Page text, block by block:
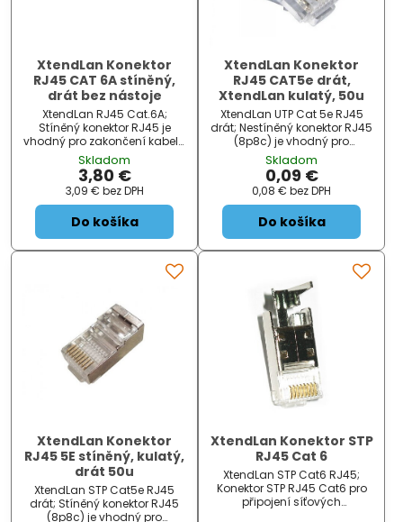
XtendLan Konektor
RJ45 CAT 6A stíněný,
drát bez nástoje
XtendLan RJ45 Cat.6A;
Stíněný konektor RJ45 je
vhodný pro zakončení kabelů
strukturované kabeláže.
ZÁKLADNÍ SPECIFIKACE; Typ
konektoru: RJ45; Kategorie:
Cat.6A...
Skladom
3,80 €
3,09 € bez DPH
Do košíka
XtendLan Konektor
RJ45 CAT5e drát,
XtendLan kulatý, 50u
XtendLan UTP Cat 5e RJ45
drát; Nestíněný konektor RJ45
(8p8c) je vhodný pro
zakončení kabelů
strukturované kabeláže.
ZÁKLADNÍ SPECIFIKACE; Typ
konektoru: RJ45; Kategorie:...
Skladom
0,09 €
0,08 € bez DPH
Do košíka
XtendLan Konektor
RJ45 5E stíněný, kulatý,
drát 50u
XtendLan STP Cat5e RJ45
drát; Stíněný konektor RJ45
(8p8c) je vhodný pro
XtendLan Konektor STP
RJ45 Cat 6
XtendLan STP Cat6 RJ45;
Konektor STP RJ45 Cat6 pro
připojení síťových